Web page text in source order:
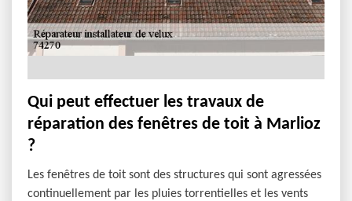
Qui peut effectuer les travaux de
réparation des fenêtres de toit à Marlioz
?
Les fenêtres de toit sont des structures qui sont agressées
continuellement par les pluies torrentielles et les vents